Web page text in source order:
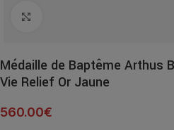
Médaille de Baptême Arthus
Vie Relief Or Jaune
560.00€